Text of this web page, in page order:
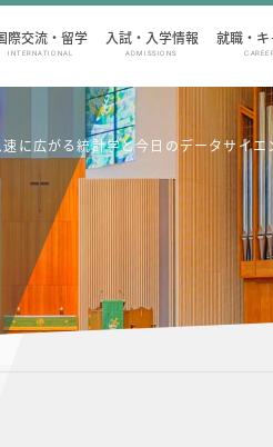
際交流・留学
INTERNATIONAL
入試・入学情報
ADMISSIONS
就職・キ
に広がる統計学と今日のデータサイ